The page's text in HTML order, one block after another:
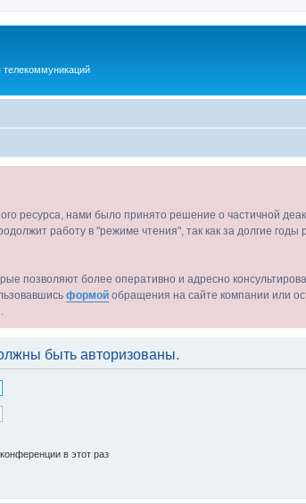
телекоммуникаций
ресурса, нами было принято решение о частичной
работу в "режиме чтения", так как за долгие
позволяют более оперативно и адресно
формой обращения на сайте компании или
быть авторизованы.
в этот раз